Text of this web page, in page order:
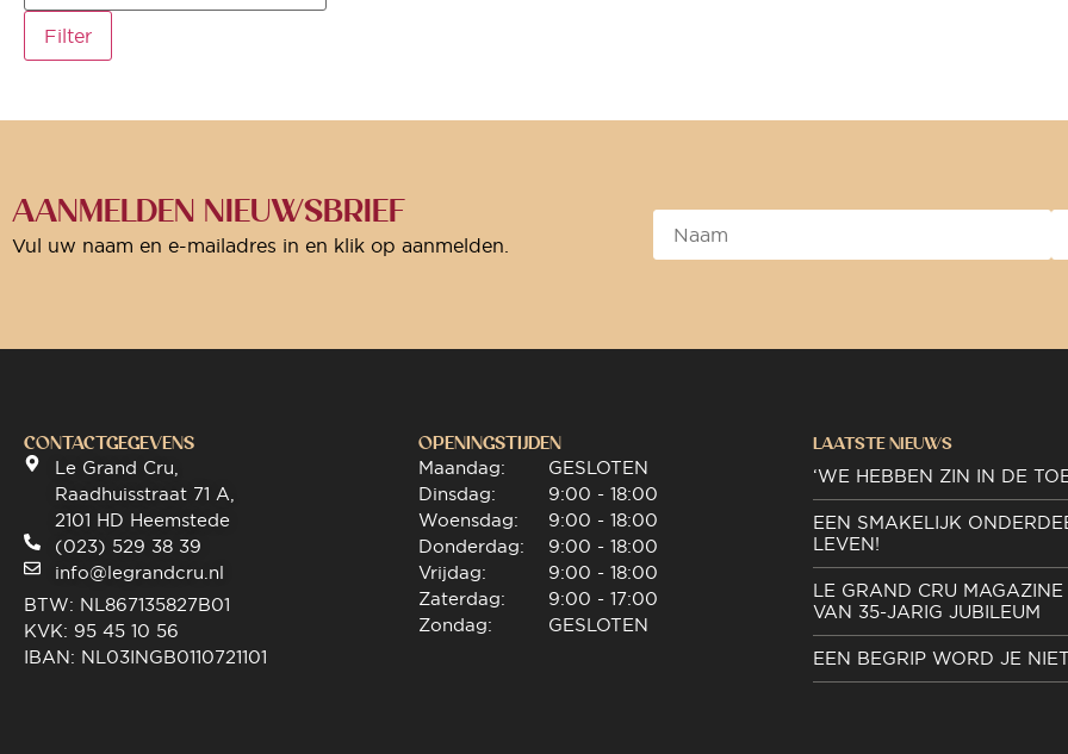
Filter
AANMELDEN NIEUWSBRIEF
Vul uw naam en e-mailadres in en klik op aanmelden.
CONTACTGEGEVENS
Le Grand Cru,
Raadhuisstraat 71 A,
2101 HD Heemstede
(023) 529 38 39
info@legrandcru.nl
BTW: NL867135827B01
KVK: 95 45 10 56
IBAN: NL03INGB0110721101
OPENINGSTIJDEN
Maandag:
Dinsdag:
Woensdag:
Donderdag:
Vrijdag:
Zaterdag:
Zondag:
GESLOTEN
9:00 - 18:00
9:00 - 18:00
9:00 - 18:00
9:00 - 18:00
9:00 - 17:00
GESLOTEN
LAATSTE NIEUWS
‘WE HEBBEN ZIN IN DE
EEN SMAKELIJK
LEVEN!
LE GRAND CRU MAGAZINE
VAN 35-JARIG JUBILEUM
EEN BEGRIP WORD JE